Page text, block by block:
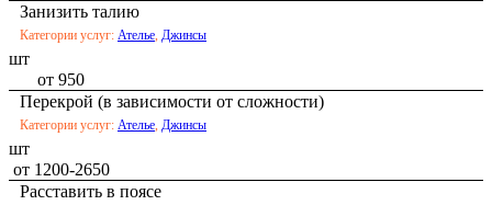
Занизить талию
Категории услуг: Ателье, Джинсы
шт
от 950
Перекрой (в зависимости от сложности)
Категории услуг: Ателье, Джинсы
шт
от 1200-2650
Расставить в поясе